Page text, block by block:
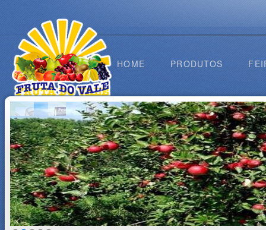
HOME PRODUTOS